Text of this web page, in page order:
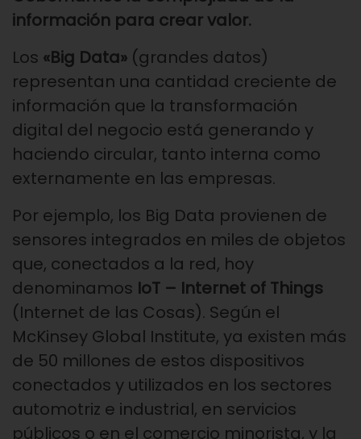
información para crear valor.
Los «Big Data» (grandes datos)
representan una cantidad creciente de
información que la transformación
digital del negocio está generando y
haciendo circular, tanto interna como
externamente en las empresas.
Por ejemplo, los Big Data provienen de
sensores integrados en miles de objetos
que, conectados a la red, hoy
denominamos IoT – Internet of Things
(Internet de las Cosas). Según el
McKinsey Global Institute, ya existen más
de 50 millones de estos dispositivos
conectados y utilizados en los sectores
automotriz e industrial, en servicios
públicos o en el comercio minorista, y la